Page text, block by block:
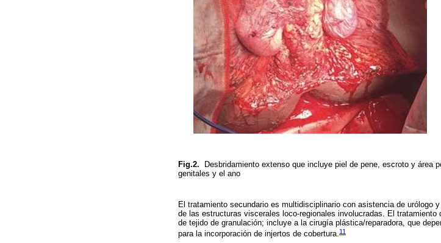
Fig.2.
Desbridamiento extenso que incluye piel de pene, escroto y área
genitales y el ano
El tratamiento secundario es multidisciplinario con asistencia de urólogo
de las estructuras viscerales loco-regionales involucradas. El
de tejido de granulación; incluye a la cirugía plástica/reparadora, que
para la incorporación de injertos de cobertura.11